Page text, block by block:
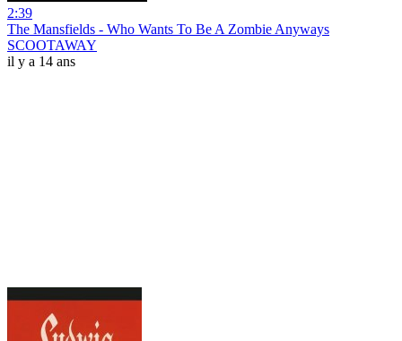
2:39
The Mansfields - Who Wants To Be A Zombie Anyways
SCOOTAWAY
il y a 14 ans